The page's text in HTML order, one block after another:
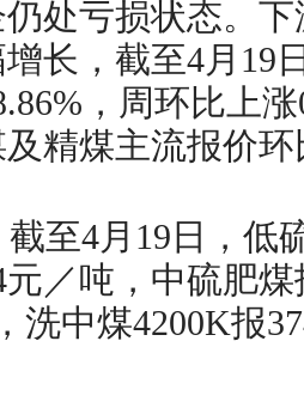
处亏损状态。
长，截至4月19
，周环比上
精煤主流报价
至4月19日，低
／吨，中硫肥
洗中煤4200K报